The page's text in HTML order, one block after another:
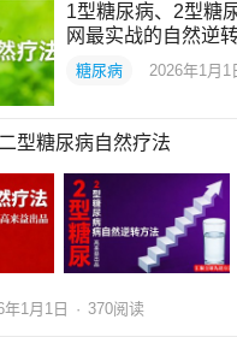
1型糖尿病、2型
网最实战的自然逆
糖尿病 2026年1月1
型糖尿病自然疗法
年1月1日 · 370阅读